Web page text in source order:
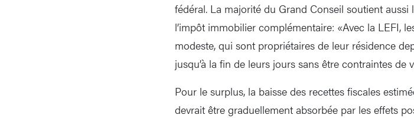
fédéral. La majorité du Grand Conseil soutient
l’impôt immobilier complémentaire: «Avec la LEFI,
modeste, qui sont propriétaires de leur résidence
jusqu’à la fin de leurs jours sans être contraintes de
Pour le surplus, la baisse des recettes fiscales
devrait être graduellement absorbée par les effets